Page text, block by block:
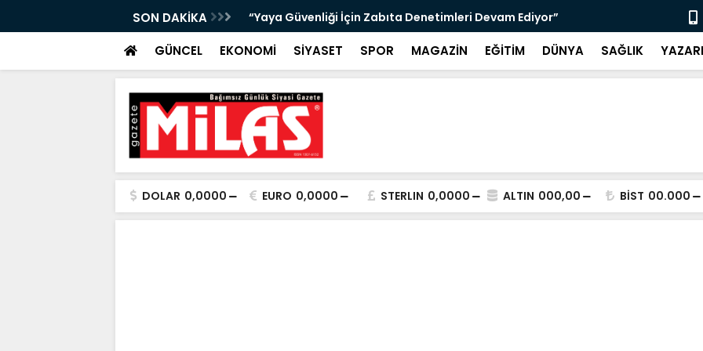
SON DAKİKA
Denetimleri Devam Ediyor” "Bir Sonraki Yangını Bugün Önleyebiliriz" Çağrısı Selahattin
GÜNCEL EKONOMİ SİYASET SPOR MAGAZİN EĞİTİM DÜNYA SAĞLIK
DOLAR 0,0000 EURO 0,0000 STERLIN 0,0000 ALTIN 000,00 BİST 00.000